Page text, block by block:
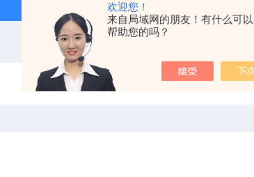
欢迎您！
来自局域网的朋友！有什么可以
帮助您的吗？
当前位置： 首页 产品中心